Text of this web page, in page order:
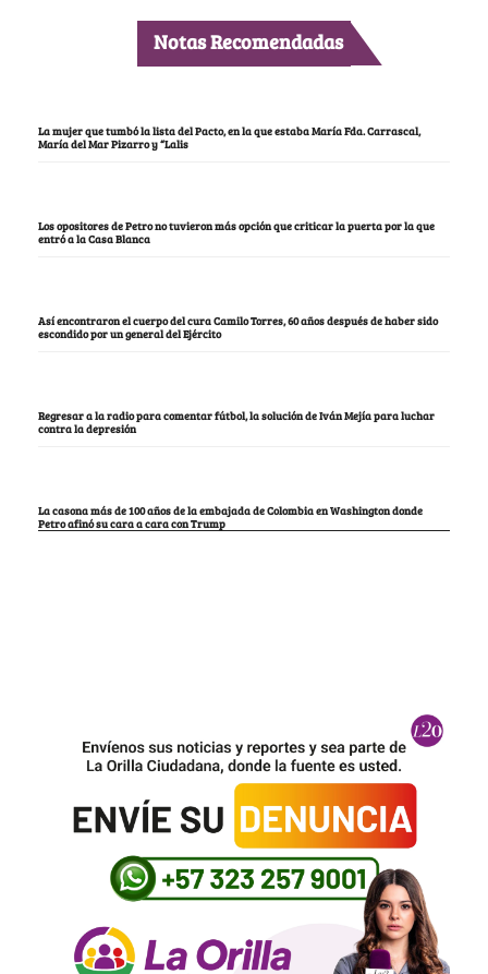
Notas Recomendadas
La mujer que tumbó la lista del Pacto, en la que estaba María Fda. Carrascal,
María del Mar Pizarro y “Lalis
Los opositores de Petro no tuvieron más opción que criticar la puerta por la que
entró a la Casa Blanca
Así encontraron el cuerpo del cura Camilo Torres, 60 años después de haber sido
escondido por un general del Ejército
Regresar a la radio para comentar fútbol, la solución de Iván Mejía para luchar
contra la depresión
La casona más de 100 años de la embajada de Colombia en Washington donde
Petro afinó su cara a cara con Trump